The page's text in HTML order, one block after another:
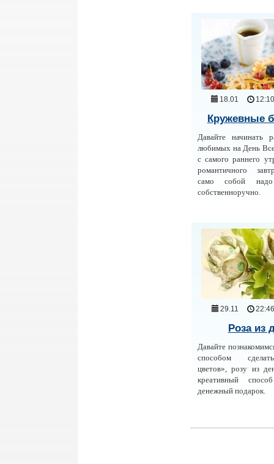
18.01 12:10
Кружевные
Давайте начинать
любимых на День
с самого раннего
романтичного
само собой надо
собственноручно.
29.11
Роза из
Давайте
способом
цветов», розу из
креативный
денежный подарок.